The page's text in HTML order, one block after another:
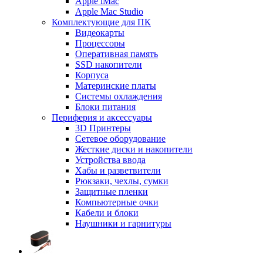
Apple Mac Studio
Комплектующие для ПК
Видеокарты
Процессоры
Оперативная память
SSD накопители
Корпуса
Материнские платы
Системы охлаждения
Блоки питания
Периферия и аксессуары
3D Принтеры
Сетевое оборудование
Жесткие диски и накопители
Устройства ввода
Хабы и разветвители
Рюкзаки, чехлы, сумки
Защитные пленки
Компьютерные очки
Кабели и блоки
Наушники и гарнитуры